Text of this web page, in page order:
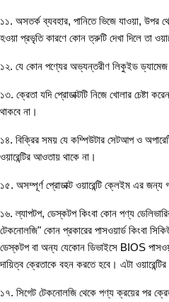
১১. অসতর্ক ব্যবহার, পানিতে ভিজে যাওয়া, উপর
হওয়া প্রভৃতি কারণে কোন ত্রুটি দেখা দিলে তা
১২. যে কোন পণ্যের অভ্যন্তরীণ লিকুইড ড্যামেজ
১৩. ক্রেতা যদি প্রোডাক্টটি নিজে খোলার চেষ্টা
থাকবে না।
১৪. বিক্রির সময় যে কম্পিউটার সেটআপ ও
ওয়ারেন্টির আওতায় থাকে না।
১৫. অসম্পূর্ণ প্রোডাক্ট ওয়ারেন্টি ক্লেইম এর
১৬. ল্যাপটপ, ডেস্কটপ কিংবা কোন পণ্য
টেকনোলজি" কোন প্রকারের পাসওয়ার্ড কিংবা
ডেস্কটপ বা অন্য যেকোন ডিভাইসে BIOS
দায়িত্ব ক্রেতাকে বহন করতে হবে। এটা
১৭. সিগেট টেকনোলজি থেকে পণ্য ক্রয়ের পর